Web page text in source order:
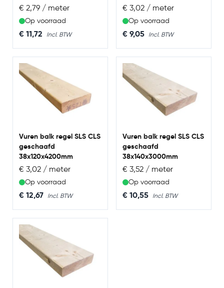
€ 2,79 / meter
Op voorraad
€ 11,72
€ 3,02 / meter
Op voorraad
€ 9,05
Vuren balk regel SLS CLS
geschaafd
38x120x4200mm
€ 3,02 / meter
Op voorraad
€ 12,67
Vuren balk regel SLS CLS
geschaafd
38x140x3000mm
€ 3,52 / meter
Op voorraad
€ 10,55